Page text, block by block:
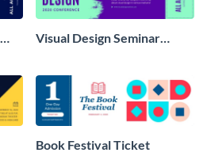
Visual Design Seminar
Book Festival Ticket